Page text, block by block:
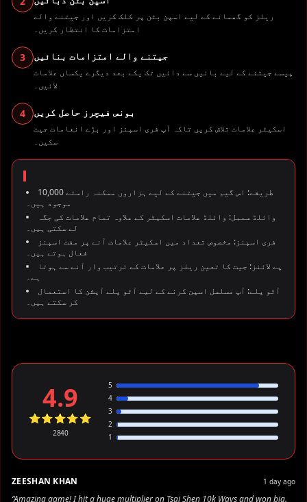
ریلز کو گھمانے کے لیے اسپن بٹن پر کلک کریں اور جیتنے والے
امتزامات کا انتظار کریں۔
3 جیتنے والے امتزامات بنائیں
پیسے جیتنے کے لیے بائیں سے دائیں تک یکے بعد دیگرے یکساں علامات
لائیں۔
4 بونس فیچرز حاصل کریں
اسکیٹر علامات تلاش کریں تاکہ آپ فری اسپنز اور بڑے انعامات جیت
سکیں۔
10,000 طریقے: اس گیم میں جیتنے کے لیے ہزاروں ممکنہ راستے
موجود ہیں۔
وائلڈ سمبل: وائلڈ علامات اسکیٹر کے علاوہ تمام علامات کی جگہ
لے سکتی ہیں۔
فری اسپنز: مخصوص تعداد میں اسکیٹر علامات آنے پر مفت اسپنز
فعال ہوتے ہیں۔
پے لائنز: جیت کا تعین ریلز پر علامات کے ترتیب وار آنے سے ہوتا
ہے۔
آٹو پلے: آپ مسلسل اسپن کرنے کے لیے آٹو پلے آپشن کا استعمال
کر سکتے ہیں۔
4.9
⭐⭐⭐⭐⭐
2840
5
4
3
2
1
ZEESHAN KHAN 1 day ago
“Amazing game! I hit a huge multiplier on Tsai Shen 10k Ways and won big.